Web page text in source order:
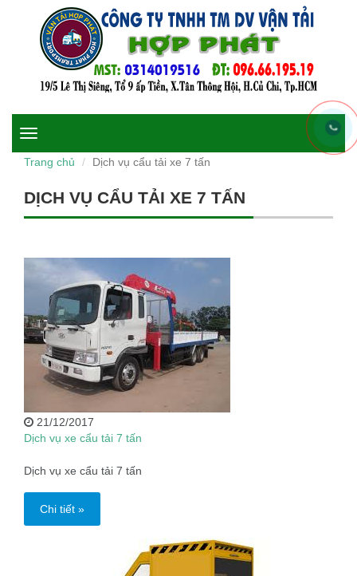
Toggle
navigation
Trang chủ Dịch vụ cẩu tải xe 7 tấn
DỊCH VỤ CẨU TẢI XE 7 TẤN
21/12/2017
Dịch vụ xe cẩu tải 7 tấn
Dịch vụ xe cẩu tải 7 tấn
Chi tiết »